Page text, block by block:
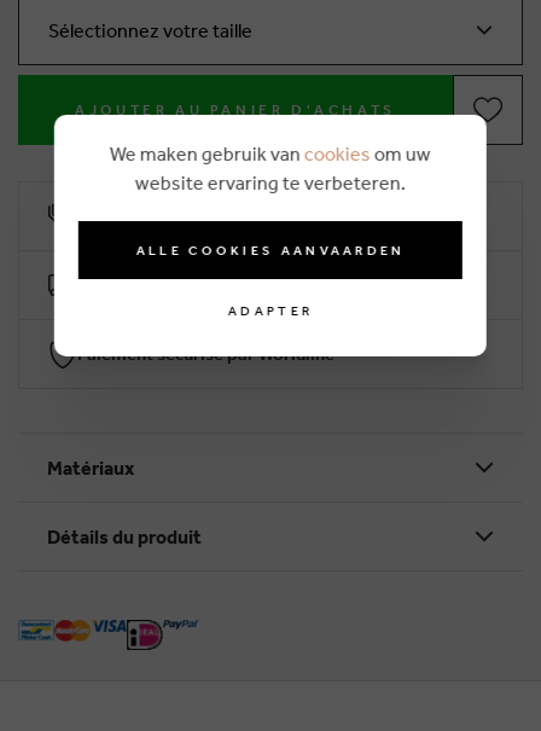
Sélectionnez votre taille
AJOUTER AU PANIER D'ACHATS
10% remise de fidélité
Livraison gratuite dès €50 (2-4 jours ouvrables)
Paiement sécurisé par Worldline
Matériaux
Détails du produit
We maken gebruik van cookies om uw
website ervaring te verbeteren.
ALLE COOKIES AANVAARDEN
ADAPTER